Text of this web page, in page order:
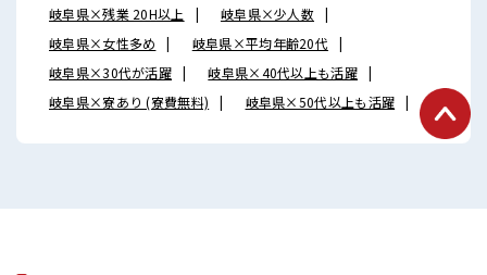
岐阜県×残業 20H以上
岐阜県×少人数
岐阜県×女性多め
岐阜県×平均年齢20代
岐阜県×30代が活躍
岐阜県×40代以上も活躍
岐阜県×寮あり (寮費無料)
岐阜県×50代以上も活躍